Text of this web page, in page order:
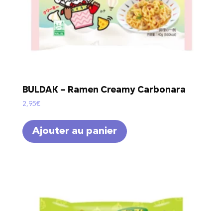
BULDAK – Ramen Creamy Carbonara
2,95€
Ajouter au panier